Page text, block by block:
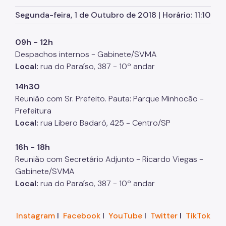
Parques Urbanos
Parques Concessionados
Unidades de Conservação
Viveiros Municipais
Educação Ambiental UMAPAZ
Planetários
Planejamento Ambiental
Biosampa
Segunda-feira, 1 de Outubro de 2018 | Horário: 11:10
09h - 12h
Despachos internos - Gabinete/SVMA
Local: rua do Paraíso, 387 - 10º andar
14h30
Reunião com Sr. Prefeito. Pauta: Parque Minhocão -
Prefeitura
Local: rua Libero Badaró, 425 - Centro/SP
16h - 18h
Reunião com Secretário Adjunto - Ricardo Viegas -
Gabinete/SVMA
Local: rua do Paraíso, 387 - 10º andar
InstagramI FacebookI YouTubeI TwitterI TikTok